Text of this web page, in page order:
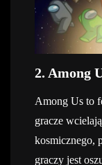
2. Among
Among Us to
gracze
kosmicznego,
graczy jest